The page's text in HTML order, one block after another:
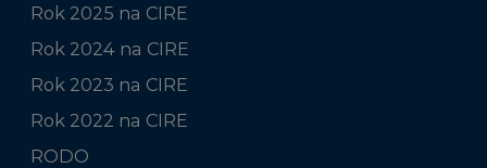
Rok 2025 na CIRE
Rok 2024 na CIRE
Rok 2023 na CIRE
Rok 2022 na CIRE
RODO